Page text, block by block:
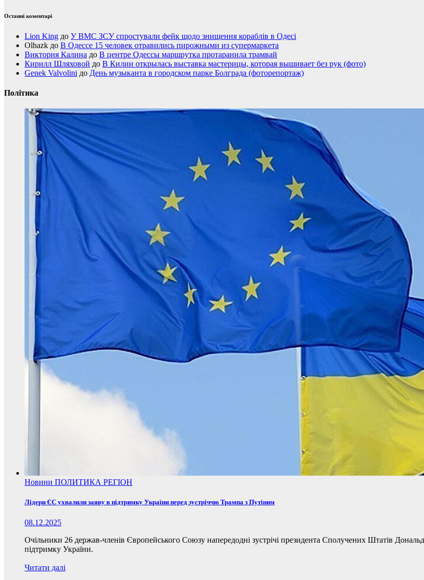
Останні коментарі
Lion King до У ВМС ЗСУ спростували фейк щодо знищення кораблів в Одесі
Olhazk до В Одессе 15 человек отравились пирожными из супермаркета
Виктория Калина до В центре Одессы маршрутка протаранила трамвай
Кирилл Шляховой до В Килии открылась выставка мастерицы, которая вышивает без рук (фото)
Genek Valvolini до День музыканта в городском парке Болграда (фоторепортаж)
Політика
Новини ПОЛИТИКА РЕГІОН
Лідери ЄС ухвалили заяву в підтримку України перед зустріччю Трампа з Путіним
08.12.2025
Очільники 26 держав-членів Європейського Союзу напередодні зустрічі президента Сполучених Штатів
підтримку України.
Читати далі